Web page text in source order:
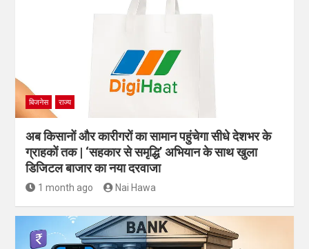
बिजनेस राज्य
अब किसानों और कारीगरों का सामान पहुंचेगा सीधे देशभर के
ग्राहकों तक | ‘सहकार से समृद्धि’ अभियान के साथ खुला
डिजिटल बाजार का नया दरवाजा
1 month ago Nai Hawa